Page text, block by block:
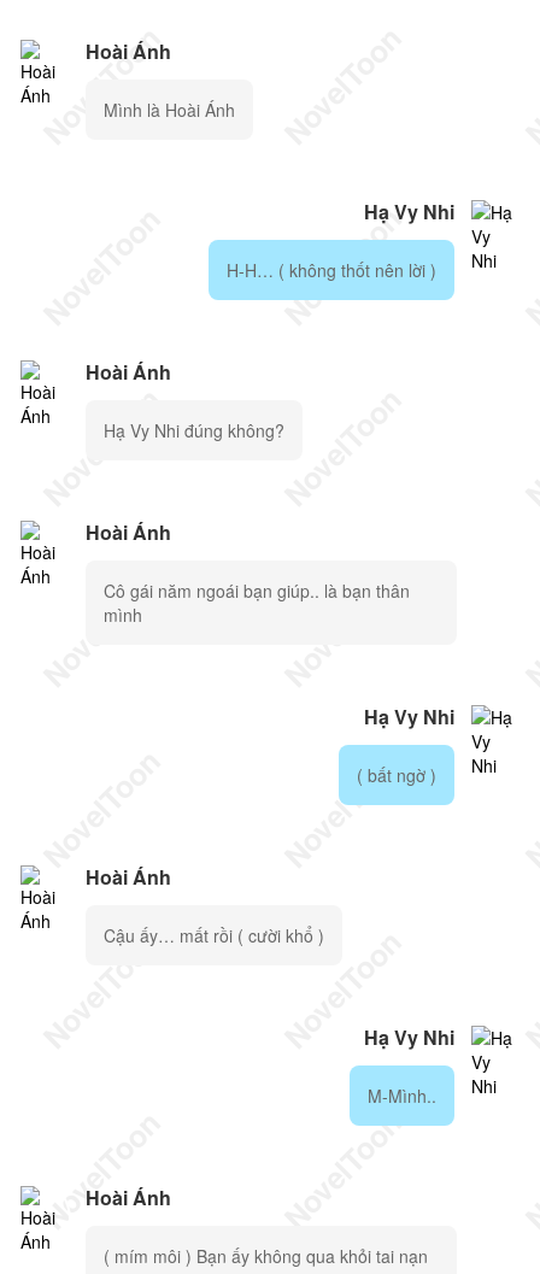
Hoài Ánh
Mình là Hoài Ánh
Hạ Vy Nhi
H-H… ( không thốt nên lời )
Hoài Ánh
Hạ Vy Nhi đúng không?
Hoài Ánh
Cô gái năm ngoái bạn giúp.. là bạn thân
mình
Hạ Vy Nhi
( bất ngờ )
Hoài Ánh
Cậu ấy… mất rồi ( cười khổ )
Hạ Vy Nhi
M-Mình..
Hoài Ánh
( mím môi ) Bạn ấy không qua khỏi tai nạn